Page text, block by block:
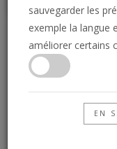
L'œil
29/12/2025 • 4
La Trompette :
sauvegarder les
exemple la langue
améliorer certains
EN